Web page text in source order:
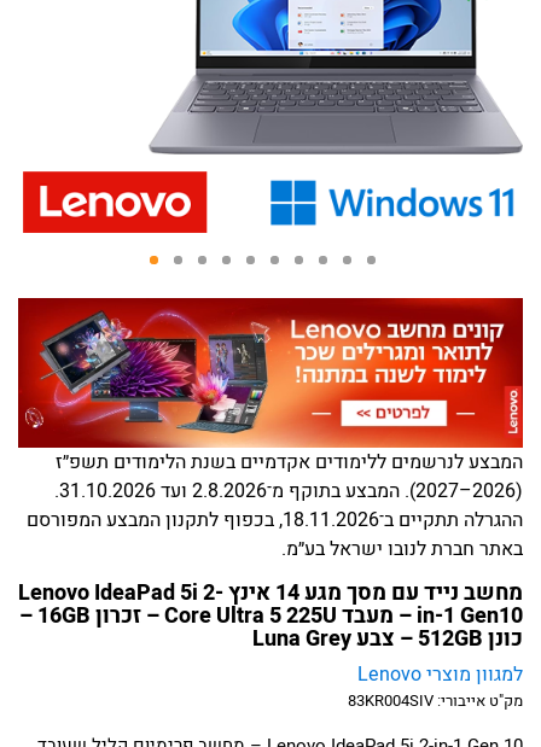
המבצע לנרשמים ללימודים אקדמיים בשנת הלימודים תשפ״ז
(2026–2027). המבצע בתוקף מ־2.8.2026 ועד 31.10.2026.
ההגרלה תתקיים ב־18.11.2026, בכפוף לתקנון המבצע המפורסם
באתר חברת לנובו ישראל בע״מ.
מחשב נייד עם מסך מגע 14 אינץ Lenovo IdeaPad 5i 2-
in-1 Gen10 – מעבד Core Ultra 5 225U – זכרון 16GB –
כונן 512GB – צבע Luna Grey
למגוון מוצרי Lenovo
מק"ט אייבורי: 83KR004SIV